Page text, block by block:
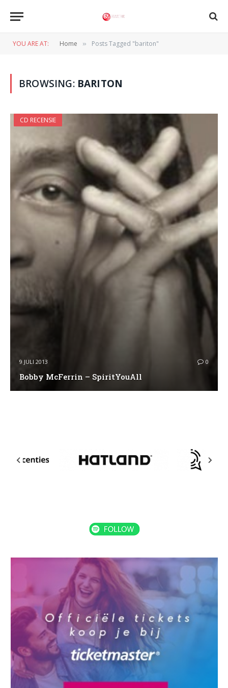
YOU ARE AT: Home » Posts Tagged "bariton"
BROWSING: BARITON
CD RECENSIE
9 JULI 2013 0
Bobby McFerrin – SpiritYouAll